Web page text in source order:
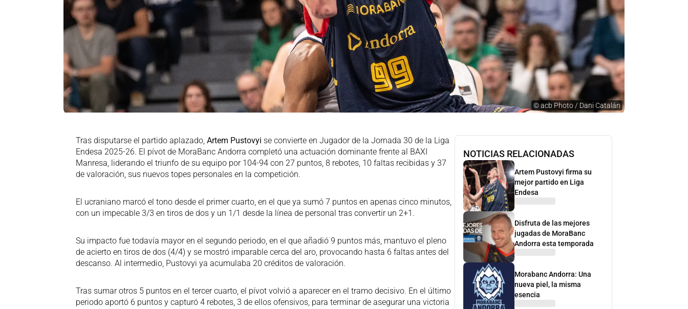
©acb Photo / Dani Catalán
Tras disputarse el partido aplazado, Artem Pustovyi se convierte en Jugador de la Jornada 30 de la Liga
Endesa 2025-26. El pívot de MoraBanc Andorra completó una actuación dominante frente al BAXI
Manresa, liderando el triunfo de su equipo por 104-94 con 27 puntos, 8 rebotes, 10 faltas recibidas y 37
de valoración, sus nuevos topes personales en la competición.
El ucraniano marcó el tono desde el primer cuarto, en el que ya sumó 7 puntos en apenas cinco minutos,
con un impecable 3/3 en tiros de dos y un 1/1 desde la línea de personal tras convertir un 2+1.
Su impacto fue todavía mayor en el segundo periodo, en el que añadió 9 puntos más, mantuvo el pleno
de acierto en tiros de dos (4/4) y se mostró imparable cerca del aro, provocando hasta 6 faltas antes del
descanso. Al intermedio, Pustovyi ya acumulaba 20 créditos de valoración.
Tras sumar otros 5 puntos en el tercer cuarto, el pívot volvió a aparecer en el tramo decisivo. En el último
periodo aportó 6 puntos y capturó 4 rebotes, 3 de ellos ofensivos, para terminar de asegurar una victoria
NOTICIAS RELACIONADAS
Artem Pustovyi firma su
mejor partido en Liga
Endesa
Disfruta de las mejores
jugadas de MoraBanc
Andorra esta temporada
Morabanc Andorra: Una
nueva piel, la misma
esencia